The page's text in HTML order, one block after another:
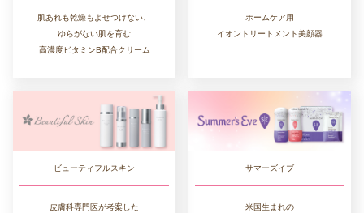
肌あれも乾燥もよせつけない、
ゆらがない肌を育む
高濃度ビタミンB配合クリーム
ホームケア用
イオントリートメント美顔器
ビューティフルスキン
皮膚科専門医が考案した
サマーズイブ
米国生まれの